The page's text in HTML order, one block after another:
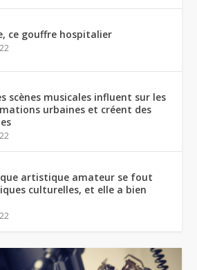
ce gouffre hospitalier
scènes musicales influent sur les
urbaines et créent des
artistique amateur se fout
culturelles, et elle a bien